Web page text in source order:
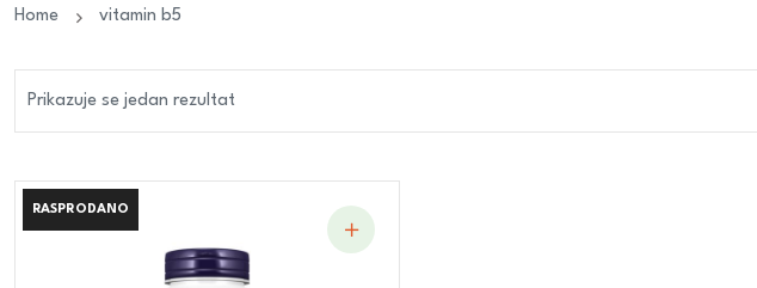
Home vitamin b5
Prikazuje se jedan rezultat
RASPRODANO
RASPRODANO